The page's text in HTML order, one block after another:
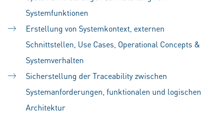
Systemfunktionen
Erstellung von Systemkontext, externen
Schnittstellen, Use Cases, Operational Concepts &
Systemverhalten
Sicherstellung der Traceability zwischen
Systemanforderungen, funktionalen und logischen
Architektur